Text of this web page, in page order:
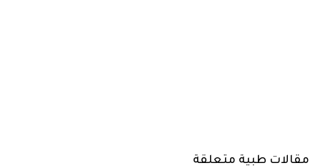
مقالات طبية متعلقة